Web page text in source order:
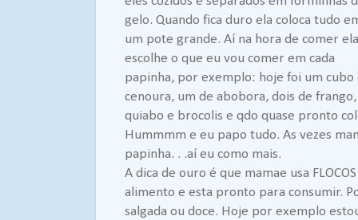
gelo. Quando fica duro ela coloca tudo
um pote grande. Aí na hora de comer ela
escolhe o que eu vou comer em cada
papinha, por exemplo: hoje foi um cubo
cenoura, um de abobora, dois de frango,
quiabo e brocolis e qdo quase pronto
Hummmm e eu papo tudo. As vezes
papinha. . .aí eu como mais.
A dica de ouro é que mamae usa
alimento e esta pronto para consumir.
salgada ou doce. Hoje por exemplo